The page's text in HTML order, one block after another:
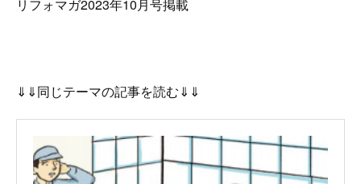
リフォマガ2023年10月号掲載
⇓⇓同じテーマの記事を読む⇓⇓